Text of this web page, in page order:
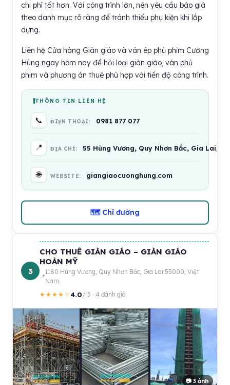
chi phí tốt hơn. Với công trình lớn, nên yêu cầu báo giá
theo danh mục rõ ràng để tránh thiếu phụ kiện khi lắp
dựng.
Liên hệ Cửa hàng Giàn giáo và ván ép phủ phim Cường
Hùng ngay hôm nay để hỏi loại giàn giáo, ván phủ
phim và phương án thuê phù hợp với tiến độ công trình.
THÔNG TIN LIÊN HỆ
📞 ĐIỆN THOẠI: 0981 877 077
📍 ĐỊA CHỈ: 55 Hùng Vương, Quy Nhơn Bắc, Gia Lai,
🌐 WEBSITE: giangiaocuonghung.com
🗺 Chỉ đường
3
CHO THUÊ GIÀN GIÁO – GIÀN GIÁO
HOÀN MỸ
1180 Hùng Vương, Quy Nhơn Bắc, Gia Lai 55000, Việt
Nam
★★★★☆4.0/ 5 · 4 đánh giá
📷 3 ảnh